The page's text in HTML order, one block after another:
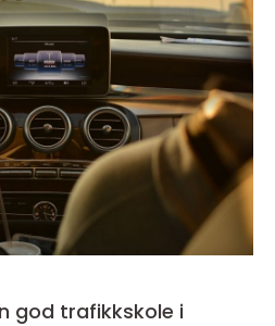
god trafikkskole i